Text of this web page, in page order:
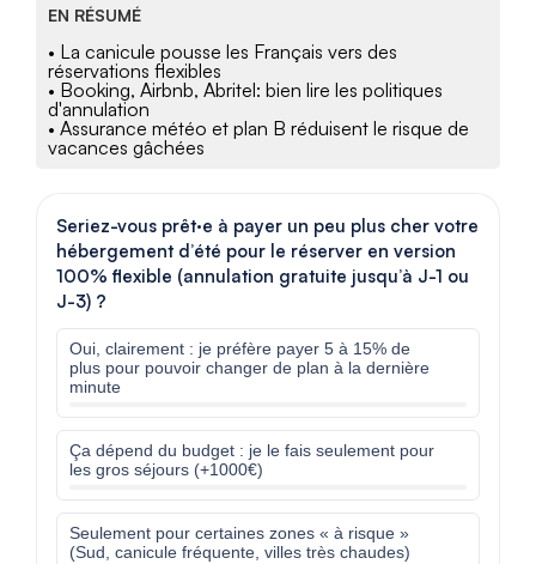
EN RÉSUMÉ
• La canicule pousse les Français vers des
réservations flexibles
• Booking, Airbnb, Abritel: bien lire les politiques
d'annulation
• Assurance météo et plan B réduisent le risque de
vacances gâchées
Seriez-vous prêt·e à payer un peu plus cher votre
hébergement d’été pour le réserver en version
100% flexible (annulation gratuite jusqu’à J-1 ou
J-3) ?
Oui, clairement : je préfère payer 5 à 15% de
plus pour pouvoir changer de plan à la dernière
minute
Ça dépend du budget : je le fais seulement pour
les gros séjours (+1000€)
Seulement pour certaines zones « à risque »
(Sud, canicule fréquente, villes très chaudes)